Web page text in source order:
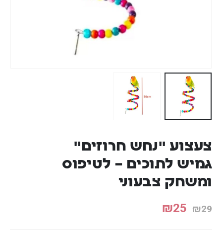
צעצוע "נחש חרוזים"
גמיש לתוכים – לטיפוס
ומשחק צבעוני
₪29
₪25